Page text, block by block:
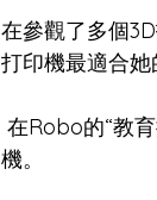
在參觀了多個
打印機最適合她
機。